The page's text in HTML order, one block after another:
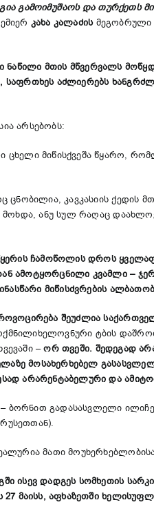
და თურქეთს
კახა კალაძისმეგობრული
ნაწილი მთის მწვერვალს
აძლიერებს
არსებობს:
ცხელი მიწისქვეშა წყარო,
ცნობილია, კავკასიის ქედის
ანუ სულ რაღაც
ჩამოწოლის დროს
კვამლი –
მიწისძვრების
შეუძლია
ტბის
–ორ თვეში. შედეგად
მოსახერხებელ
არარენტაბელური და
გადასასვლელი
მათი
ისევ დადგეს სომხეთის
მაისს, აფხაზეთში